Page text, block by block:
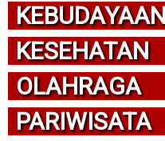
KESEHATAN
OLAHRAGA
PARIWISATA